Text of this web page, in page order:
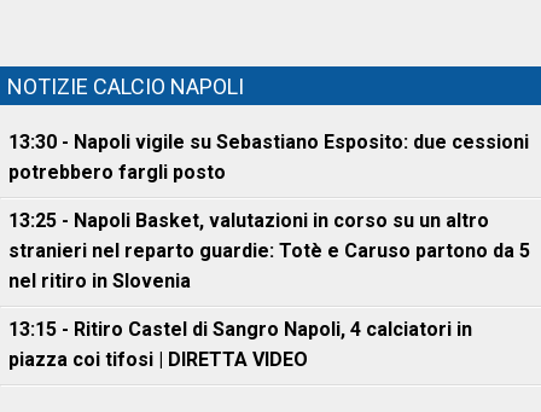
NOTIZIE CALCIO NAPOLI
13:30 - Napoli vigile su Sebastiano Esposito: due cessioni
potrebbero fargli posto
13:25 - Napoli Basket, valutazioni in corso su un altro
stranieri nel reparto guardie: Totè e Caruso partono da 5
nel ritiro in Slovenia
13:15 - Ritiro Castel di Sangro Napoli, 4 calciatori in
piazza coi tifosi | DIRETTA VIDEO